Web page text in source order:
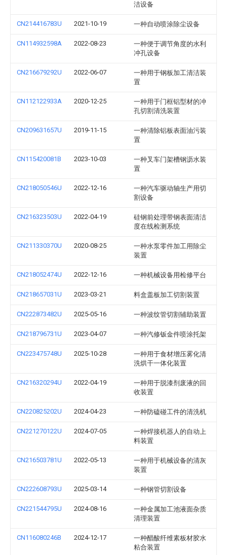
洁设备
CN214416783U 2021-10-19 一种自动喷涂除尘设备
CN114932598A 2022-08-23
一种便于调节角度的水利
冲孔设备
CN216679292U 2022-06-07
一种用于钢板加工清洁装
置
CN112122933A 2020-12-25
一种用于门框铝型材的冲
孔切割清洗装置
CN209631657U 2019-11-15
一种清除铝板表面油污装
置
CN115420081B 2023-10-03
一种叉车门架槽钢沥水装
置
CN218050546U 2022-12-16
一种汽车驱动轴生产用切
割设备
CN216323503U 2022-04-19
硅钢前处理带钢表面清洁
度在线检测系统
CN211330370U 2020-08-25
一种水泵零件加工用除尘
装置
CN218052474U 2022-12-16 一种机械设备用检修平台
CN218657031U 2023-03-21 料盒盖板加工切割装置
CN222873482U 2025-05-16 一种波纹管切割辅助装置
CN218796731U 2023-04-07 一种汽修钣金件喷涂托架
CN223475748U 2025-10-28
一种用于食材增压雾化清
洗烘干一体化装置
CN216320294U 2022-04-19
一种用于脱漆剂废液的回
收装置
CN220825202U 2024-04-23 一种防磕碰工件的清洗机
CN221270122U 2024-07-05
一种焊接机器人的自动上
料装置
CN216503781U 2022-05-13
一种用于机械设备的清灰
装置
CN222608793U 2025-03-14 一种钢管切割设备
CN221544795U 2024-08-16
一种金属加工池液面杂质
清理装置
CN116080246B 2024-12-17
一种醋酸纤维素板材胶水
粘合装置